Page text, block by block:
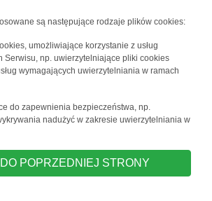
są następujące rodzaje plików cookies:
umożliwiające korzystanie z usług
Serwisu, np. uwierzytelniające pliki cookies
wymagających uwierzytelniania w ramach
do zapewnienia bezpieczeństwa, np.
nadużyć w zakresie uwierzytelniania w
POPRZEDNIEJ STRONY